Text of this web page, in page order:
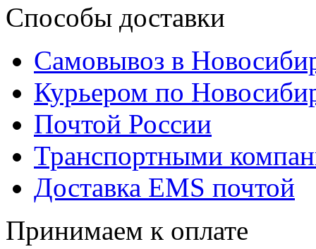
Способы доставки
Самовывоз в
Курьером по
Почтой России
Транспортными
Доставка EMS почтой
Принимаем к оплате